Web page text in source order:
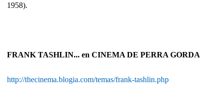
1958).
FRANK TASHLIN... en CINEMA DE PERRA GORDA
http://thecinema.blogia.com/temas/frank-tashlin.php